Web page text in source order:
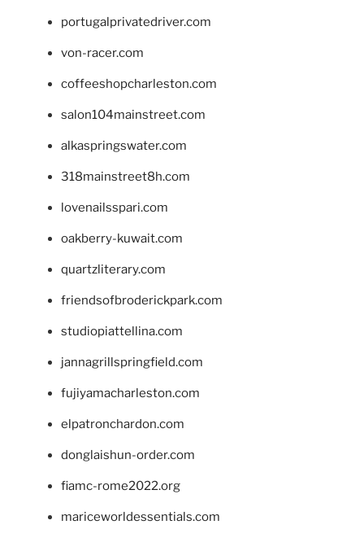
portugalprivatedriver.com
von-racer.com
coffeeshopcharleston.com
salon104mainstreet.com
alkaspringswater.com
318mainstreet8h.com
lovenailsspari.com
oakberry-kuwait.com
quartzliterary.com
friendsofbroderickpark.com
studiopiattellina.com
jannagrillspringfield.com
fujiyamacharleston.com
elpatronchardon.com
donglaishun-order.com
fiamc-rome2022.org
mariceworldessentials.com